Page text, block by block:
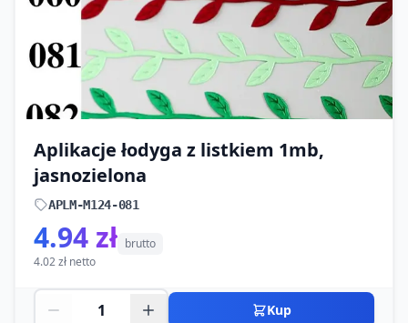
Aplikacje łodyga z listkiem 1mb,
jasnozielona
APLM-M124-081
4.94 zł brutto
4.02 zł netto
Kup